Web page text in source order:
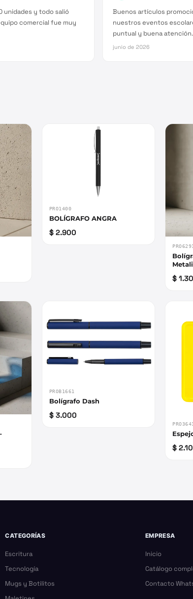
unidades y todo salió
comercial fue muy
Buenos artículos
nuestros eventos
puntual y buena atención.
junio de 2026
PRO1400
BOLÍGRAFO ANGRA
$ 2.900
PRO6291
$
PROB1661
Bolígrafo Dash
$ 3.000
PRO3641
$
CATEGORÍAS
Escritura
Tecnología
Mugs y Botilitos
EMPRESA
Inicio
Catálogo
Contacto